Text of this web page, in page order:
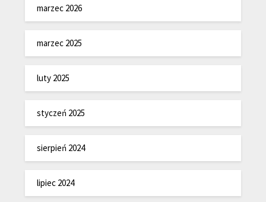
marzec 2026
marzec 2025
luty 2025
styczeń 2025
sierpień 2024
lipiec 2024